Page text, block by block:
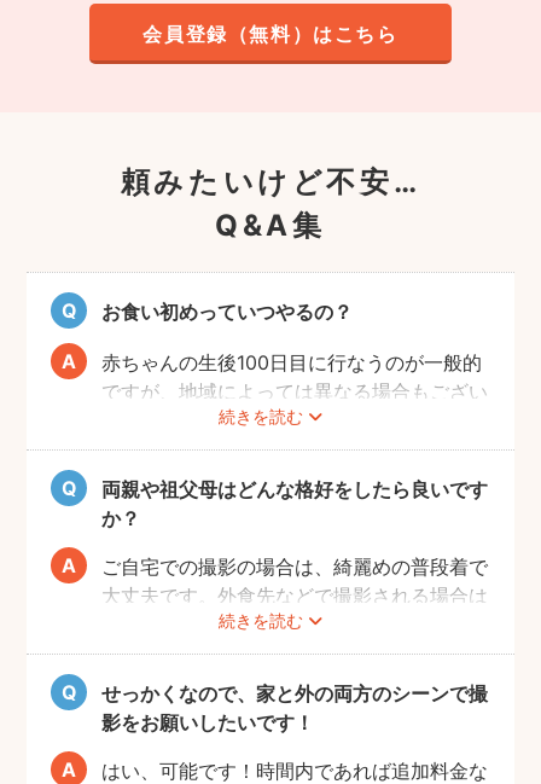
会員登録（無料）はこちら
頼みたいけど不安…
Q&A集
お食い初めっていつやるの？
続きを読む
赤ちゃんの生後100日目に行なうのが一般的
ですが、地域によっては異なる場合もござい
ます。あくまでも目安になりますので、その
前後でご家族のご都合の良い日を選び、お祝
いするのがおすすめです。
両親や祖父母はどんな格好をしたら良いです
か？
続きを読む
ご自宅での撮影の場合は、綺麗めの普段着で
大丈夫です。外食先などで撮影される場合は
正装が良いでしょう。正装の場合、赤ちゃん
が和装であればご家族も和装と格を揃えるこ
とが必要になりますので、事前に家族全員の
服装を決めておくことがおすすめです。
せっかくなので、家と外の両方のシーンで撮
影をお願いしたいです！
はい、可能です！時間内であれば追加料金な